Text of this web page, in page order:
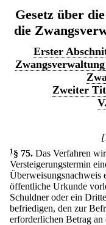
Gesetz über
die
Erster
Zweiter
1 § 75. Das Verfahren
Versteigerungstermin
Überweisungsnachweis
öffentliche Urkunde
Schuldner oder ein
befriedigen, den zur
erforderlichen Betrag an